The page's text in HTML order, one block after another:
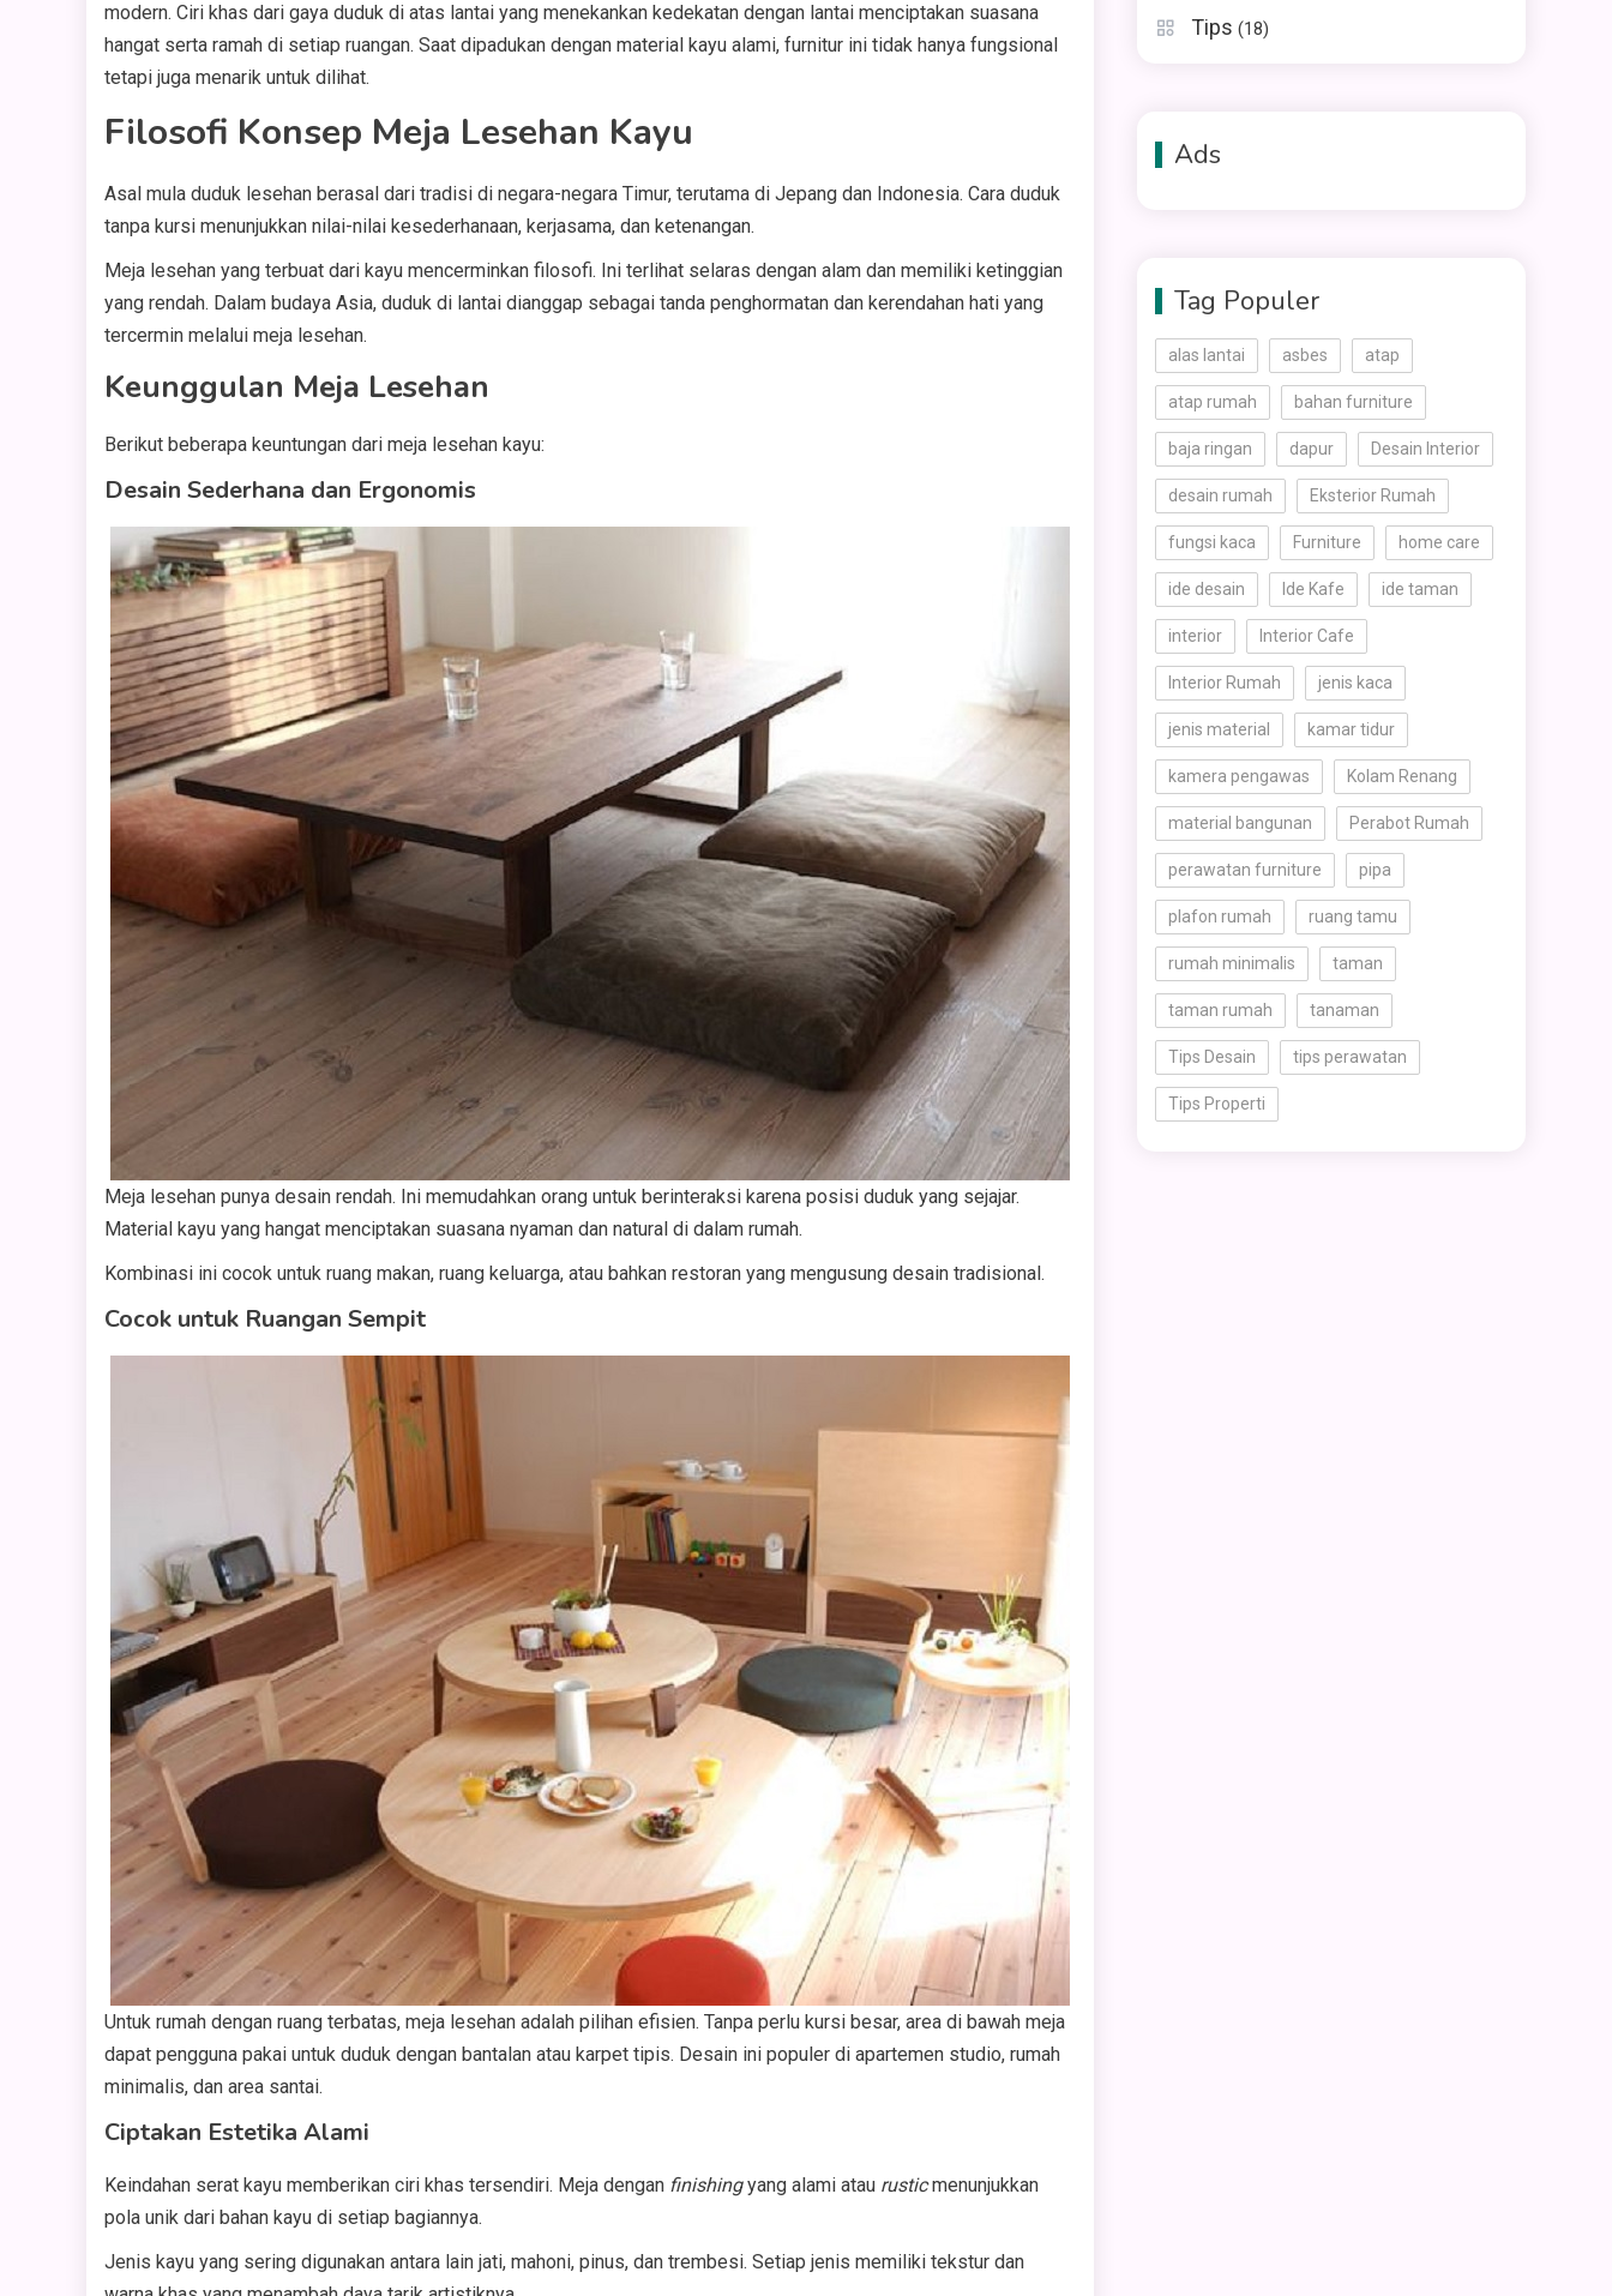
modern. Ciri khas dari gaya duduk di atas lantai yang menekankan kedekatan dengan lantai menciptakan suasana
hangat serta ramah di setiap ruangan. Saat dipadukan dengan material kayu alami, furnitur ini tidak hanya fungsional
tetapi juga menarik untuk dilihat.
Filosofi Konsep Meja Lesehan Kayu
Asal mula duduk lesehan berasal dari tradisi di negara-negara Timur, terutama di Jepang dan Indonesia. Cara duduk
tanpa kursi menunjukkan nilai-nilai kesederhanaan, kerjasama, dan ketenangan.
Meja lesehan yang terbuat dari kayu mencerminkan filosofi. Ini terlihat selaras dengan alam dan memiliki ketinggian
yang rendah. Dalam budaya Asia, duduk di lantai dianggap sebagai tanda penghormatan dan kerendahan hati yang
tercermin melalui meja lesehan.
Keunggulan Meja Lesehan
Berikut beberapa keuntungan dari meja lesehan kayu:
Desain Sederhana dan Ergonomis
Meja lesehan punya desain rendah. Ini memudahkan orang untuk berinteraksi karena posisi duduk yang sejajar.
Material kayu yang hangat menciptakan suasana nyaman dan natural di dalam rumah.
Kombinasi ini cocok untuk ruang makan, ruang keluarga, atau bahkan restoran yang mengusung desain tradisional.
Cocok untuk Ruangan Sempit
Untuk rumah dengan ruang terbatas, meja lesehan adalah pilihan efisien. Tanpa perlu kursi besar, area di bawah meja
dapat pengguna pakai untuk duduk dengan bantalan atau karpet tipis. Desain ini populer di apartemen studio, rumah
minimalis, dan area santai.
Ciptakan Estetika Alami
Keindahan serat kayu memberikan ciri khas tersendiri. Meja dengan finishingyang alami atau rusticmenunjukkan
pola unik dari bahan kayu di setiap bagiannya.
Jenis kayu yang sering digunakan antara lain jati, mahoni, pinus, dan trembesi. Setiap jenis memiliki tekstur dan
Tips (18)
Ads
Tag Populer
alas lantai asbes atap
atap rumah bahan furniture
baja ringan dapur Desain Interior
desain rumah Eksterior Rumah
fungsi kaca Furniture home care
ide desain Ide Kafe ide taman
interior Interior Cafe
Interior Rumah jenis kaca
jenis material kamar tidur
kamera pengawas Kolam Renang
material bangunan Perabot Rumah
perawatan furniture pipa
plafon rumah ruang tamu
rumah minimalis taman
taman rumah tanaman
Tips Desain tips perawatan
Tips Properti